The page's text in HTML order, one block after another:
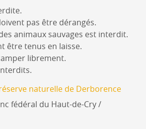
pas être dérangés.
animaux sauvages est interdit.
être tenus en laisse.
librement.
naturelle de Derborence
fédéral du Haut-de-Cry /